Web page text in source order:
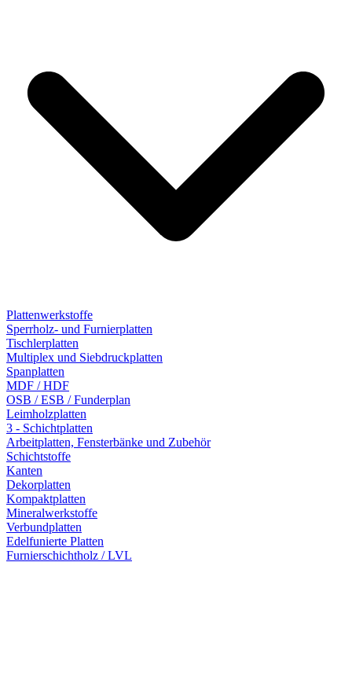
Plattenwerkstoffe
Sperrholz- und Furnierplatten
Tischlerplatten
Multiplex und Siebdruckplatten
Spanplatten
MDF / HDF
OSB / ESB / Funderplan
Leimholzplatten
3 - Schichtplatten
Arbeitplatten, Fensterbänke und Zubehör
Schichtstoffe
Kanten
Dekorplatten
Kompaktplatten
Mineralwerkstoffe
Verbundplatten
Edelfunierte Platten
Furnierschichtholz / LVL